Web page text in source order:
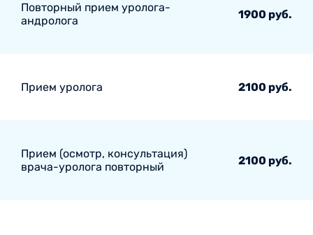
Повторный прием уролога-
андролога
1900 руб.
Прием уролога 2100 руб.
Прием (осмотр, консультация)
врача-уролога повторный
2100 руб.